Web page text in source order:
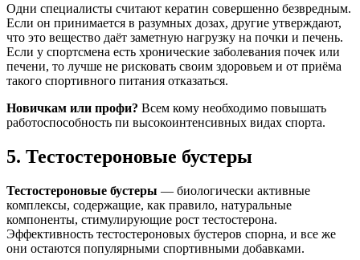
Одни специалисты считают кератин совершенно безвредным.
Если он принимается в разумных дозах, другие утверждают,
что это вещество даёт заметную нагрузку на почки и печень.
Если у спортсмена есть хронические заболевания почек или
печени, то лучше не рисковать своим здоровьем и от приёма
такого спортивного питания отказаться.
Новичкам или профи? Всем кому необходимо повышать
работоспособность пи высокоинтенсивных видах спорта.
5. Тестостероновые бустеры
Тестостероновые бустеры — биологически активные
комплексы, содержащие, как правило, натуральные
компоненты, стимулирующие рост тестостерона.
Эффективность тестостероновых бустеров спорна, и все же
они остаются популярными спортивными добавками.